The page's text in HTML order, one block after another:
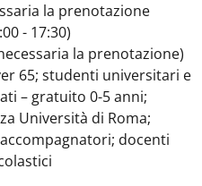
la prenotazione
- 17:30)
la prenotazione)
65; studenti universitari e
– gratuito 0-5 anni;
Università di Roma;
docenti